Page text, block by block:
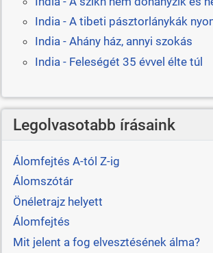
India - A tibeti pásztorlánykák
India - Ahány ház, annyi szokás
India - Feleségét 35 évvel élte túl
Legolvasotabb írásaink
Álomfejtés A-tól Z-ig
Álomszótár
Önéletrajz helyett
Álomfejtés
Mit jelent a fog elvesztésének álma?